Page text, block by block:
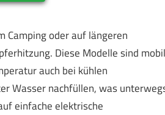
Camping oder auf längeren
Diese Modelle sind mobil
auch bei kühlen
Wasser nachfüllen, was
einfache elektrische